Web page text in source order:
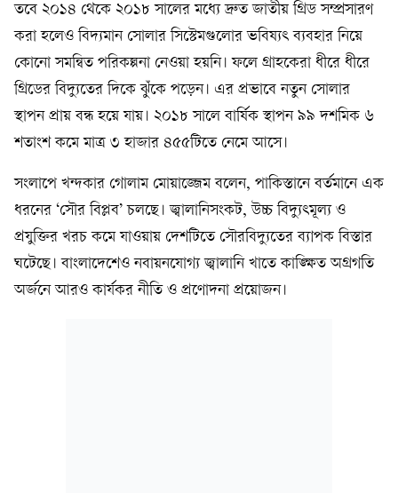
তবে ২০১৪ থেকে ২০১৮ সালের মধ্যে দ্রুত জাতীয় গ্রিড সম্প্রসারণ
করা হলেও বিদ্যমান সোলার সিস্টেমগুলোর ভবিষ্যৎ ব্যবহার নিয়ে
কোনো সমন্বিত পরিকল্পনা নেওয়া হয়নি। ফলে গ্রাহকেরা ধীরে ধীরে
গ্রিডের বিদ্যুতের দিকে ঝুঁকে পড়েন। এর প্রভাবে নতুন সোলার
স্থাপন প্রায় বন্ধ হয়ে যায়। ২০১৮ সালে বার্ষিক স্থাপন ৯৯ দশমিক ৬
শতাংশ কমে মাত্র ৩ হাজার ৪৫৫টিতে নেমে আসে।
সংলাপে খন্দকার গোলাম মোয়াজ্জেম বলেন, পাকিস্তানে বর্তমানে এক
ধরনের ‘সৌর বিপ্লব’ চলছে। জ্বালানিসংকট, উচ্চ বিদ্যুৎমূল্য ও
প্রযুক্তির খরচ কমে যাওয়ায় দেশটিতে সৌরবিদ্যুতের ব্যাপক বিস্তার
ঘটেছে। বাংলাদেশেও নবায়নযোগ্য জ্বালানি খাতে কাঙ্ক্ষিত অগ্রগতি
অর্জনে আরও কার্যকর নীতি ও প্রণোদনা প্রয়োজন।